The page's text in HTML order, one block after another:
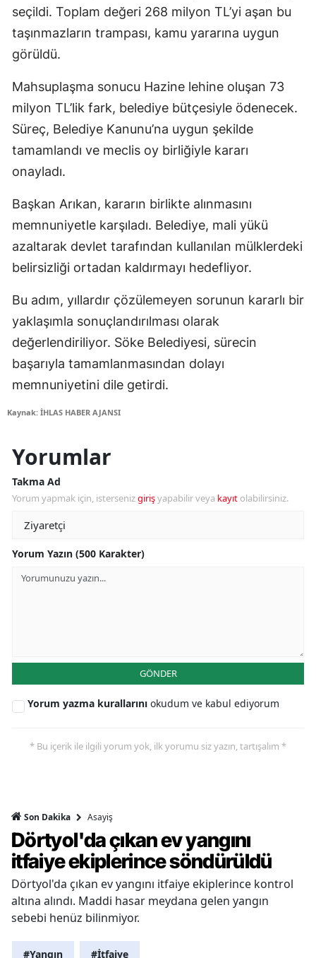
seçildi. Toplam değeri 268 milyon TL’yi aşan bu
taşınmazların trampası, kamu yararına uygun
görüldü.
Mahsuplaşma sonucu Hazine lehine oluşan 73
milyon TL’lik fark, belediye bütçesiyle ödenecek.
Süreç, Belediye Kanunu’na uygun şekilde
tamamlandı ve meclis oy birliğiyle kararı
onayladı.
Başkan Arıkan, kararın birlikte alınmasını
memnuniyetle karşıladı. Belediye, mali yükü
azaltarak devlet tarafından kullanılan mülklerdeki
belirsizliği ortadan kaldırmayı hedefliyor.
Bu adım, yıllardır çözülemeyen sorunun kararlı bir
yaklaşımla sonuçlandırılması olarak
değerlendiriliyor. Söke Belediyesi, sürecin
başarıyla tamamlanmasından dolayı
memnuniyetini dile getirdi.
Kaynak: İHLAS HABER AJANSI
Yorumlar
Takma Ad
Yorum yapmak için, istersenizgirişyapabilir veya kayıt olabilirsiniz.
Yorum Yazın (500 Karakter)
GÖNDER
Yorum yazma kurallarını okudum ve kabul ediyorum
* Bu içerik ile ilgili yorum yok, ilk yorumu siz yazın, tartışalım *
Son Dakika Asayiş
Dörtyol'da çıkan ev yangını
itfaiye ekiplerince söndürüldü
Dörtyol'da çıkan ev yangını itfaiye ekiplerince kontrol
altına alındı. Maddi hasar meydana gelen yangın
sebebi henüz bilinmiyor.
#Yangın #İtfaiye